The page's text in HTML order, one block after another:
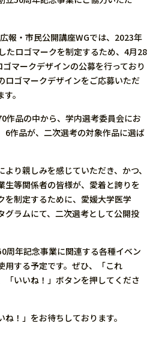
報・市民公開講座WGでは、2023年
たロゴマークを制定するため、4月28
マークデザインの公募を行っており
ロゴマークデザインをご応募いただ
。
作品の中から、学内選考委員会にお
6作品が、二次選考の対象作品に選ば
り親しみを感じていただき、かつ、
生等関係者の皆様が、愛着と誇りを
を制定するために、愛媛大学医学
グラムにて、二次選考として公開投
周年記念事業に関連する各種イベン
用する予定です。ぜひ、「これ
「いいね！」ボタンを押してくださ
！」をお待ちしております。